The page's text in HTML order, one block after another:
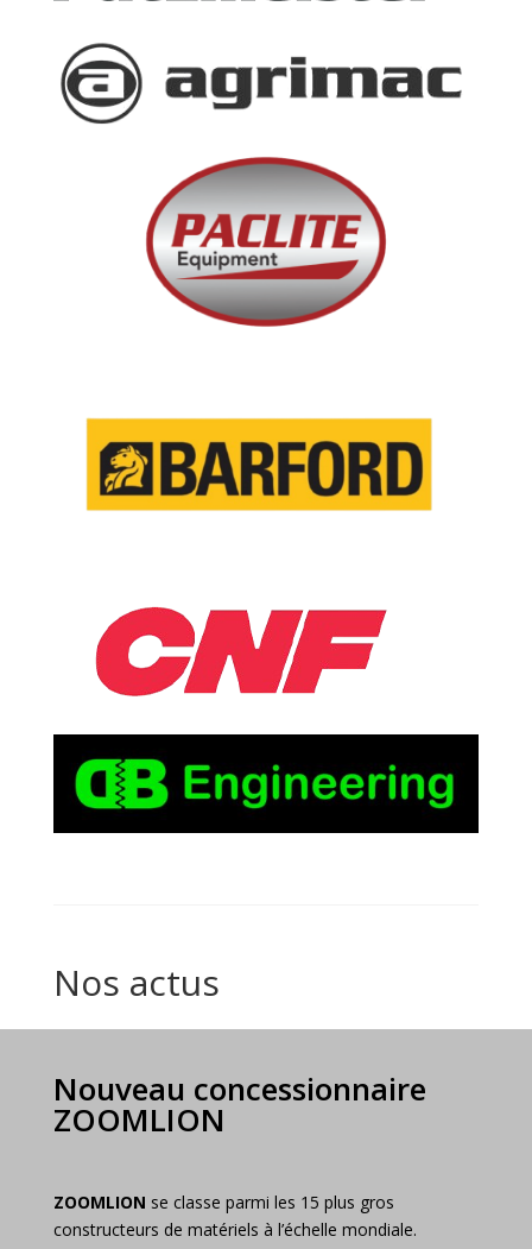
Nos actus
Nouveau concessionnaire
ZOOMLION
ZOOMLION se classe parmi les 15 plus gros
constructeurs de matériels à l’échelle mondiale.